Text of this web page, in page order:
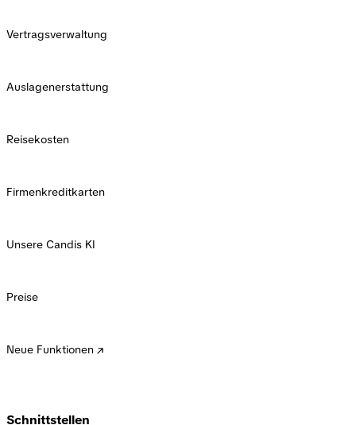
Vertragsverwaltung
Auslagenerstattung
Reisekosten
Firmenkreditkarten
Unsere Candis KI
Preise
Neue Funktionen